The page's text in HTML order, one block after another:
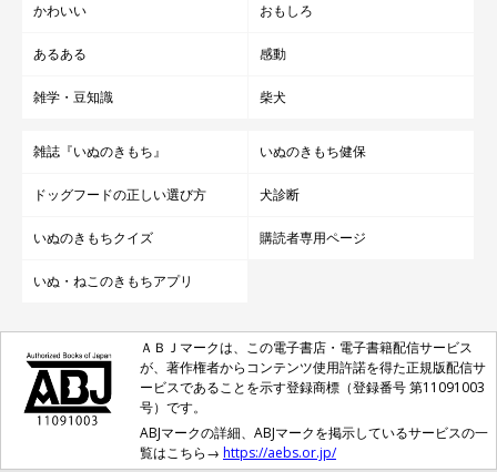
かわいい おもしろ
あるある 感動
雑学・豆知識 柴犬
雑誌『いぬのきもち』 いぬのきもち健保
ドッグフードの正しい選び方 犬診断
いぬのきもちクイズ 購読者専用ページ
いぬ・ねこのきもちアプリ
ＡＢＪマークは、この電子書店・電子書籍配信サービス
が、著作権者からコンテンツ使用許諾を得た正規版配信サ
ービスであることを示す登録商標（登録番号 第11091003
号）です。
ABJマークの詳細、ABJマークを掲示しているサービスの一
覧はこちら→ https://aebs.or.jp/